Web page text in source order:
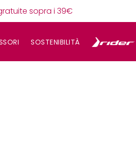
sopra i 39€
SOSTENIBILITÀ